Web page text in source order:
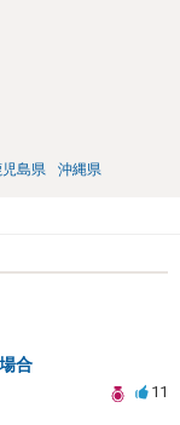
児島県 沖縄県
合
11